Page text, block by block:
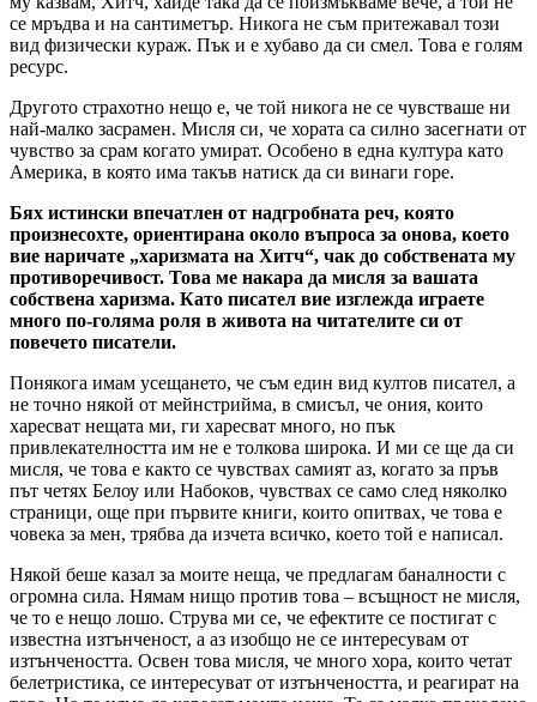
се мръдва и на сантиметър. Никога не съм притежавал този
вид физически кураж. Пък и е хубаво да си смел. Това е голям
ресурс.
Другото страхотно нещо е, че той никога не се чувстваше ни
най-малко засрамен. Мисля си, че хората са силно засегнати от
чувство за срам когато умират. Особено в една култура като
Америка, в която има такъв натиск да си винаги горе.
Бях истински впечатлен от надгробната реч, която
произнесохте, ориентирана около въпроса за онова, което
вие наричате „харизмата на Хитч“, чак до собствената му
противоречивост. Това ме накара да мисля за вашата
собствена харизма. Като писател вие изглежда играете
много по-голяма роля в живота на читателите си от
повечето писатели.
Понякога имам усещането, че съм един вид култов писател, а
не точно някой от мейнстрийма, в смисъл, че ония, които
харесват нещата ми, ги харесват много, но пък
привлекателността им не е толкова широка. И ми се ще да си
мисля, че това е както се чувствах самият аз, когато за пръв
път четях Белоу или Набоков, чувствах се само след няколко
страници, още при първите книги, които опитвах, че това е
човека за мен, трябва да изчета всичко, което той е написал.
Някой беше казал за моите неща, че предлагам баналности с
огромна сила. Нямам нищо против това – всъщност не мисля,
че то е нещо лошо. Струва ми се, че ефектите се постигат с
известна изтънченост, а аз изобщо не се интересувам от
изтънчеността. Освен това мисля, че много хора, които четат
белетристика, се интересуват от изтънчеността, и реагират на